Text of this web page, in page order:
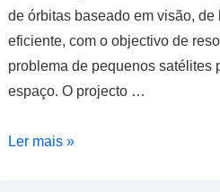
de órbitas baseado em visão, de
eficiente, com o objectivo de
problema de pequenos satélites
espaço. O projecto …
IST
Ler mais »